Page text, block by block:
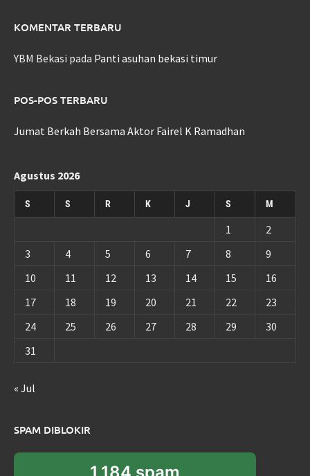
KOMENTAR TERBARU
YBM Bekasi pada Panti asuhan bekasi timur
POS-POS TERBARU
Jumat Berkah Bersama Aktor Fairel K Ramadhan
Agustus 2026
S S R K J S M
1
2
3
4 5 6 7 8
9
10
11 12 13 14 15
16
17
18 19 20 21 22
23
24
25 26 27 28 29
30
31
« Jul
SPAM DIBLOKIR